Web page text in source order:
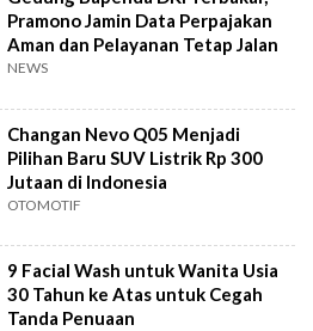
Pramono Jamin Data Perpajakan
Aman dan Pelayanan Tetap Jalan
NEWS
Changan Nevo Q05 Menjadi
Pilihan Baru SUV Listrik Rp 300
Jutaan di Indonesia
OTOMOTIF
9 Facial Wash untuk Wanita Usia
30 Tahun ke Atas untuk Cegah
Tanda Penuaan